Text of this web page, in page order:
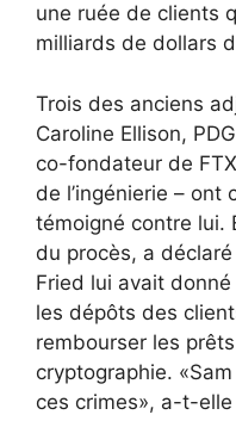
une ruée de clients
milliards de dollars
Trois des anciens
Caroline Ellison,
co-fondateur de
de l’ingénierie –
témoigné contre lui.
du procès, a
Fried lui avait
les dépôts des
rembourser les
cryptographie.
ces crimes», a-t-